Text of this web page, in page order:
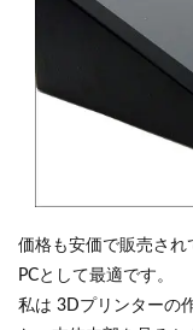
価格も安価で販売され
PCとして最適です。
私は 3Dプリンターの